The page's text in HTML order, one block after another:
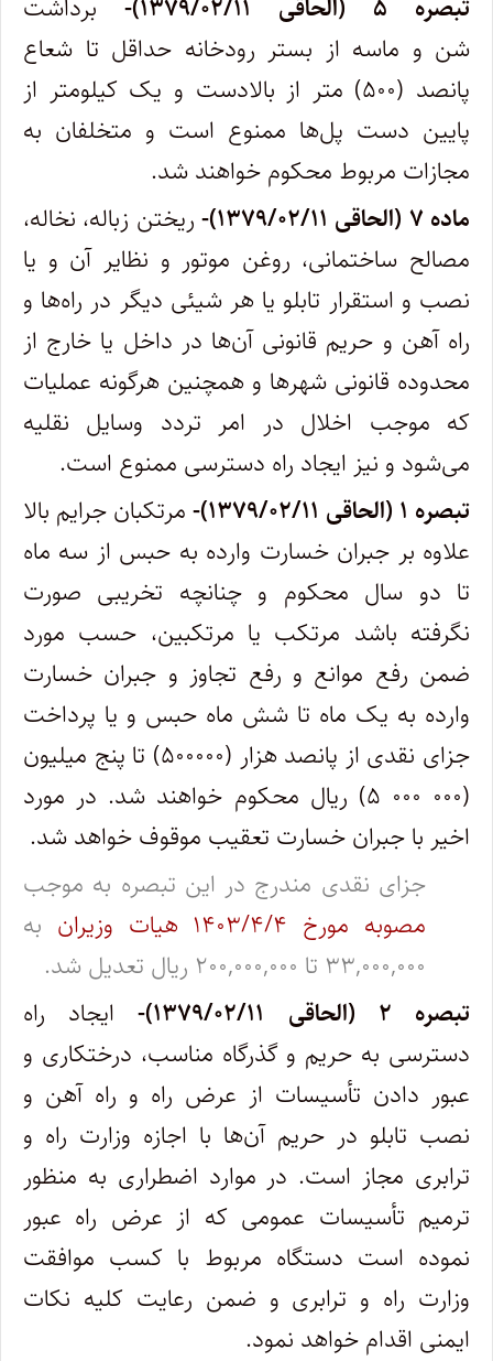
‌تبصره ۵ (الحاقی ۱۳۷۹/۰۲/۱۱)-
برداشت
شن و ماسه از بستر رودخانه حداقل تا شعاع
پانصد (۵۰۰) متر از بالادست و یک کیلومتر از
پایین دست پل‌ها ممنوع است و متخلفان به
مجازات مربوط محکوم خواهند شد.
‌ماده ۷ (الحاقی ۱۳۷۹/۰۲/۱۱)-
ریختن زباله، نخاله،
مصالح ساختمانی، روغن موتور و نظایر آن و یا
نصب و استقرار تابلو یا هر شیئی دیگر در راه‌ها و
راه آهن و حریم قانونی آن‌ها در داخل یا خارج از
محدوده قانونی شهرها و همچنین هرگونه عملیات
که موجب اخلال در امر تردد وسایل نقلیه
می‌شود و نیز ایجاد راه دسترسی ممنوع است.
تبصره ۱ (الحاقی ۱۳۷۹/۰۲/۱۱)-
مرتکبان جرایم بالا
علاوه بر جبران خسارت وارده به حبس از سه ماه
تا دو سال محکوم و چنانچه تخریبی صورت
نگرفته باشد مرتکب یا مرتکبین، حسب مورد
ضمن رفع موانع و رفع تجاوز و جبران خسارت
وارده به یک ماه تا شش ماه حبس و یا پرداخت
جزای نقدی از پانصد هزار (۵۰۰۰۰۰) تا پنج میلیون
(۰۰۰ ۰۰۰ ۵) ریال محکوم خواهند شد. در مورد
اخیر با جبران خسارت تعقیب موقوف خواهد شد.
جزای نقدی مندرج در این تبصره به موجب
مصوبه مورخ ۱۴۰۳/۴/۴ هیات وزیران
به
۳۳,۰۰۰,۰۰۰ تا ۲۰۰,۰۰۰,۰۰۰ ریال تعدیل شد.
تبصره ۲ (الحاقی ۱۳۷۹/۰۲/۱۱)-
ایجاد راه
دسترسی به حریم و گذرگاه مناسب، درختکاری و
عبور دادن تأسیسات از عرض راه و راه آهن و
نصب تابلو در حریم آن‌ها با اجازه وزارت راه و
ترابری مجاز است. در موارد اضطراری به منظور
ترمیم تأسیسات عمومی که از عرض راه عبور
نموده است دستگاه مربوط با کسب موافقت
وزارت راه و ترابری و ضمن رعایت کلیه نکات
ایمنی اقدام خواهد نمود.